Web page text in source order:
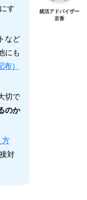
す
など
にも
）
切で
のか
方
対
就活アドバイザー
京香